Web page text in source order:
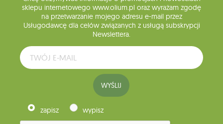
sklepu internetowego www.olium.pl oraz wyrażam zgodę
na przetwarzanie mojego adresu e-mail przez
Usługodawcę dla celów związanych z usługą subskrypcji
Newslettera.
WYŚLIJ
zapisz wypisz